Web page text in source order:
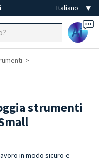
Ai
strumenti
in modo sicuro e